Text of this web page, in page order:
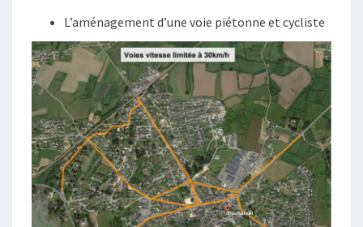
L’aménagement d’une voie piétonne et cycliste